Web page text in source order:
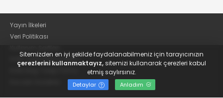
Yayın İlkeleri
Veri Politikası
KVKK Aydınlatma Metni
Sitemizden en iyi şekilde faydalanabilmeniz için tarayıcınızın
çerezlerini kullanmaktayız,sitemizi kullanarak çerezleri kabul
etmiş saylırsınız.
Detaylar Anladım